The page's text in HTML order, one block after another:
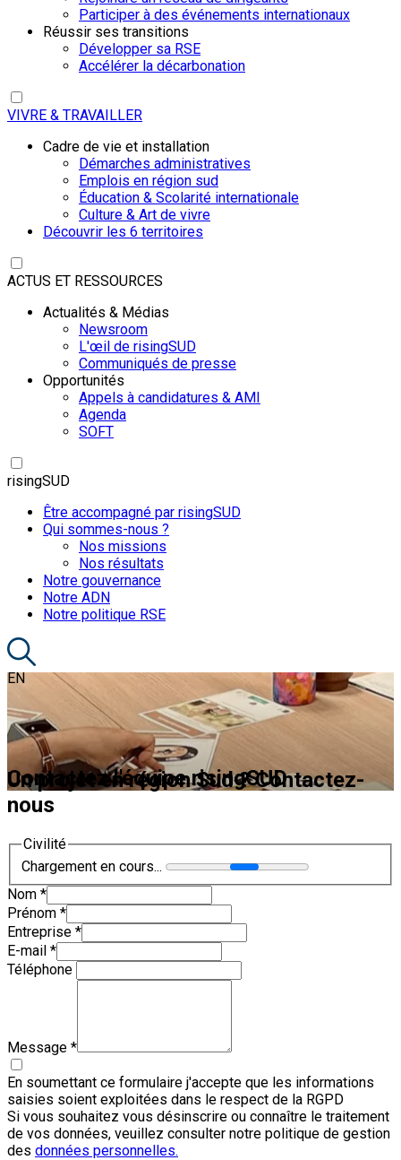
Participer à des événements internationaux
Réussir ses transitions
Développer sa RSE
Accélérer la décarbonation
VIVRE & TRAVAILLER
Cadre de vie et installation
Démarches administratives
Emplois en région sud
Éducation & Scolarité internationale
Culture & Art de vivre
Découvrir les 6 territoires
ACTUS ET RESSOURCES
Actualités & Médias
Newsroom
L'œil de risingSUD
Communiqués de presse
Opportunités
Appels à candidatures & AMI
Agenda
SOFT
risingSUD
Être accompagné par risingSUD
Qui sommes-nous ?
Nos missions
Nos résultats
Notre gouvernance
Notre ADN
Notre politique RSE
EN
Contactez l'équipe risingSUD
Un projet en région Sud ? Contactez-
nous
Civilité
Chargement en cours...
Nom *
Prénom *
Entreprise *
E-mail *
Téléphone
Message *
En soumettant ce formulaire j'accepte que les informations
saisies soient exploitées dans le respect de la RGPD
Si vous souhaitez vous désinscrire ou connaître le traitement
de vos données, veuillez consulter notre politique de gestion
des données personnelles.